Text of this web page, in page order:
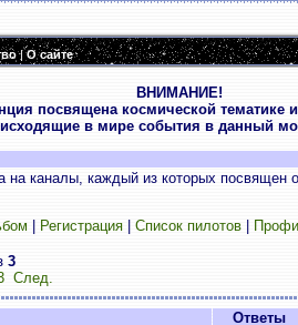
|О сайте
ВНИМАНИЕ!
посвящена космической тематике
в мире события в данный
каналы, каждый из которых
Регистрация| Список пилотов|
3
След.
Ответы